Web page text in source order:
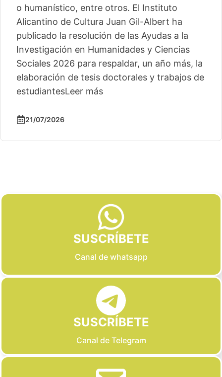
o humanístico, entre otros. El Instituto
Alicantino de Cultura Juan Gil-Albert ha
publicado la resolución de las Ayudas a la
Investigación en Humanidades y Ciencias
Sociales 2026 para respaldar, un año más, la
elaboración de tesis doctorales y trabajos de
estudiantesLeer más
21/07/2026
SUSCRÍBETE
Canal de whatsapp
SUSCRÍBETE
Canal de Telegram